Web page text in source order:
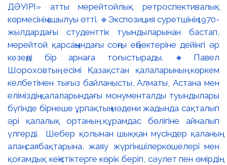
ДӘУІРІ» атты мерейтойлық ретроспективалық
көрмесінің ашылуы өтті. 🔹Экспозиция суретшінің 1970-
жылдардағы студенттік туындыларынан бастап,
мерейтой қарсаңындағы соңғы еңбектеріне дейінгі әр
кезеңді бір арнаға тоғыстырады. 🔸Павел
Шороховтың есімі Қазақстан қалаларының көркем
келбетімен тығыз байланысты, Алматы, Астана мен
еліміздің қалаларындағы монументалды туындылары
бүгінде бірнеше ұрпақтың мәдени жадында сақталып
әрі қалалық ортаның құрамдас бөлігіне айналып
үлгерді. Шебер қолынан шыққан мүсіндер қаланың
алаң-саябақтарына, жаяу жүргіншілеркөшелері мен
қоғамдық кеңістіктерге көрік беріп, сәулет пен өмірдің